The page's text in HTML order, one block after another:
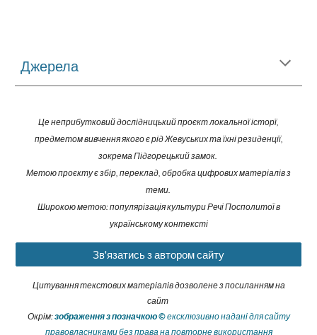
Джерела
Це неприбутковий дослідницький проєкт локальної історї,
предметом вивчення якого є рід Жевуських та їхні резиденції,
зокрема Підгорецький замок.
Метою проєкту є збір, переклад, обробка цифрових матеріалівз
теми.
Широкою метою: популярізація культури Речі Посполитої в
українському контексті
Зв'язатись з автором сайту
Цитування текстових матеріалів дозволене з посиланням на
сайт
Окрім:зображення з позначкою©ексклюзивно надані для сайту
правовласникамибез права на повторне використання